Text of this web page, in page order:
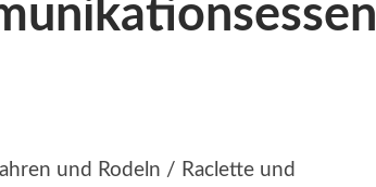
und Rodeln / Raclette und